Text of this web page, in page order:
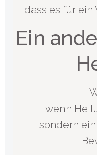
dass es für
Ein
wenn
sondern